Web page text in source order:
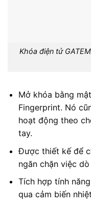
Khóa điện tử
Mở khóa bằng
Fingerprint. Nó
hoạt động theo
tay.
Được thiết kế để
ngăn chặn việc dò
Tích hợp tính
qua cảm biến